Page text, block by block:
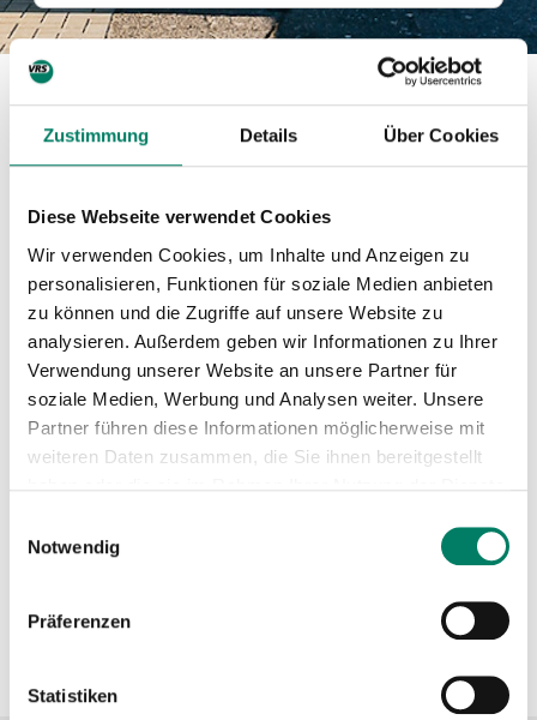
Zustimmung Details Über Cookies
Diese Webseite verwendet Cookies
Wir verwenden Cookies, um Inhalte und Anzeigen zu
personalisieren, Funktionen für soziale Medien anbieten
zu können und die Zugriffe auf unsere Website zu
analysieren. Außerdem geben wir Informationen zu Ihrer
Verwendung unserer Website an unsere Partner für
soziale Medien, Werbung und Analysen weiter. Unsere
Partner führen diese Informationen möglicherweise mit
weiteren Daten zusammen, die Sie ihnen bereitgestellt
Notwendig
Präferenzen
Statistiken
Download
Betreiber
Koblenzer Verkehrsbetriebe GmbH
https://www.koveb.de
+49 261 91163333
Verkehrsverbund
Verkehrsverbund Rhein-Mosel GmbH